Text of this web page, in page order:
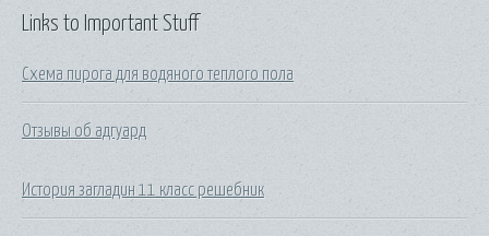
Links to Important Stuff
Схема пирога для водяного теплого пола
Отзывы об адгуард
История загладин 11 класс решебник